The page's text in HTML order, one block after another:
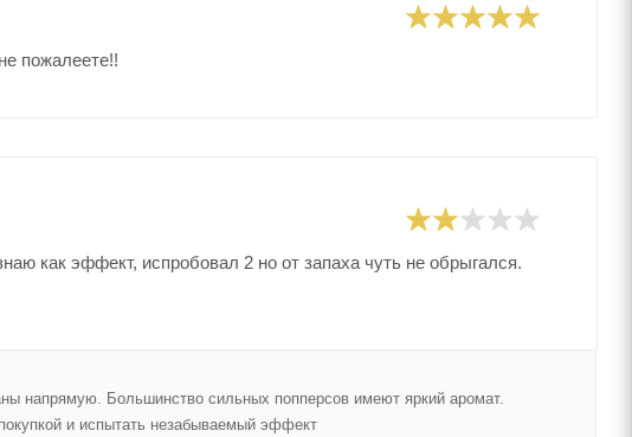
пожалеете!!
как эффект, испробовал 2 но от запаха чуть не обрыгался.
напрямую. Большинство сильных попперсов имеют яркий аромат.
и испытать незабываемый эффект